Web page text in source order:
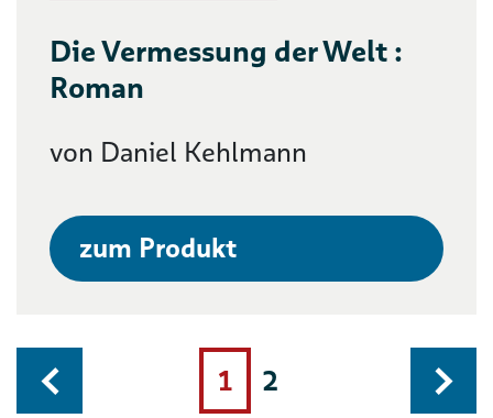
Die Vermessung der Welt :
Roman
von Daniel Kehlmann
zum Produkt
1 2